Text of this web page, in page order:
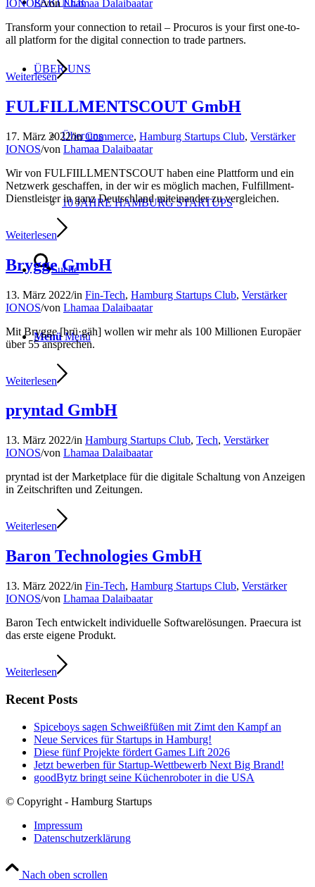
ÜBER UNS
Über uns
10 JAHRE HAMBURG STARTUPS
Suche
Menü Menü
IONOS/vonLhamaa Dalaibaatar
Transform your connection to retail – Procuros is your first one-to-
all platform for the digital connection to trade partners.
Weiterlesen
FULFILLMENTSCOUT GmbH
17. März 2022/inCommerce, Hamburg Startups Club, Verstärker
IONOS/von Lhamaa Dalaibaatar
Wir von FULFIILLMENTSCOUT haben eine Plattform und ein
Netzwerk geschaffen, in der wir es möglich machen, Fulfillment-
Dienstleister in ganz Deutschland miteinander zu vergleichen.
Weiterlesen
Brygge GmbH
13. März 2022/in Fin-Tech, Hamburg Startups Club, Verstärker
IONOS/von Lhamaa Dalaibaatar
Mit Brygge [brü·gäh] wollen wir mehr als 100 Millionen Europäer
über 55 ansprechen.
Weiterlesen
pryntad GmbH
13. März 2022/in Hamburg Startups Club, Tech, Verstärker
IONOS/von Lhamaa Dalaibaatar
pryntad ist der Marketplace für die digitale Schaltung von Anzeigen
in Zeitschriften und Zeitungen.
Weiterlesen
Baron Technologies GmbH
13. März 2022/in Fin-Tech, Hamburg Startups Club, Verstärker
IONOS/von Lhamaa Dalaibaatar
Baron Tech entwickelt individuelle Softwarelösungen. Praecura ist
das erste eigene Produkt.
Weiterlesen
Recent Posts
Spiceboys sagen Schweißfüßen mit Zimt den Kampf an
Neue Services für Startups in Hamburg!
Diese fünf Projekte fördert Games Lift 2026
Jetzt bewerben für Startup-Wettbewerb Next Big Brand!
goodBytz bringt seine Küchenroboter in die USA
© Copyright - Hamburg Startups
Impressum
Datenschutzerklärung
Nach oben scrollen